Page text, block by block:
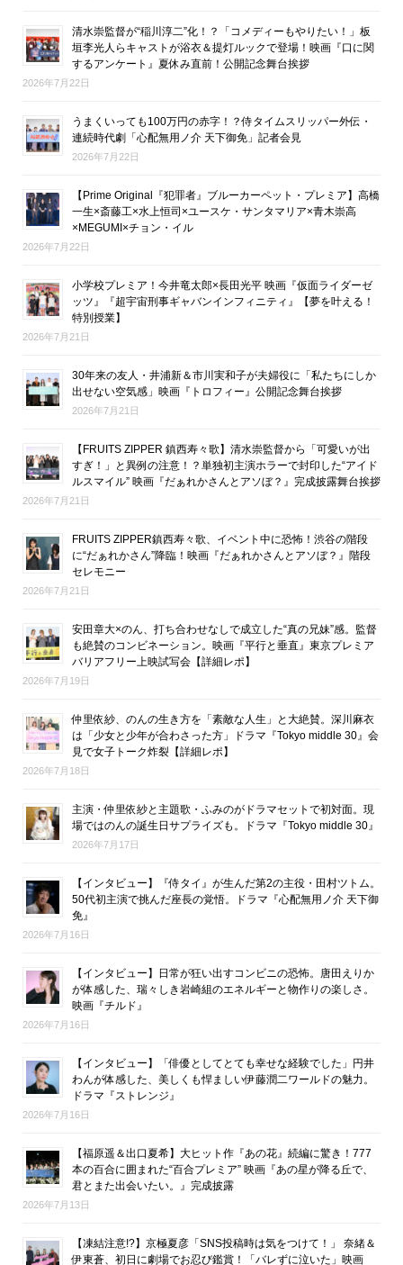
清水崇監督が“稲川淳二”化！？「コメディーもやりたい！」板
垣李光人らキャストが浴衣＆提灯ルックで登場！映画『口に関
するアンケート』夏休み直前！公開記念舞台挨拶
2026年7月22日
うまくいっても100万円の赤字！？侍タイムスリッパー外伝・
連続時代劇「心配無用ノ介 天下御免」記者会見
2026年7月22日
【Prime Original『犯罪者』ブルーカーペット・プレミア】高橋
一生×斎藤工×水上恒司×ユースケ・サンタマリア×青木崇高
×MEGUMI×チョン・イル
2026年7月22日
小学校プレミア！今井竜太郎×長田光平 映画『仮面ライダーゼ
ッツ』『超宇宙刑事ギャバンインフィニティ』【夢を叶える！
特別授業】
2026年7月21日
30年来の友人・井浦新＆市川実和子が夫婦役に「私たちにしか
出せない空気感」映画『トロフィー』公開記念舞台挨拶
2026年7月21日
【FRUITS ZIPPER 鎮西寿々歌】清水崇監督から「可愛いが出
すぎ！」と異例の注意！？単独初主演ホラーで封印した“アイド
ルスマイル” 映画『だぁれかさんとアソぼ？』完成披露舞台挨拶
2026年7月21日
FRUITS ZIPPER鎮西寿々歌、イベント中に恐怖！渋谷の階段
に“だぁれかさん”降臨！映画『だぁれかさんとアソぼ？』階段
セレモニー
2026年7月21日
安田章大×のん、打ち合わせなしで成立した“真の兄妹”感。監督
も絶賛のコンビネーション。映画『平行と垂直』東京プレミア
バリアフリー上映試写会【詳細レポ】
2026年7月19日
仲里依紗、のんの生き方を「素敵な人生」と大絶賛。深川麻衣
は「少女と少年が合わさった方」ドラマ『Tokyo middle 30』会
見で女子トーク炸裂【詳細レポ】
2026年7月18日
主演・仲里依紗と主題歌・ふみのがドラマセットで初対面。現
場ではのんの誕生日サプライズも。ドラマ『Tokyo middle 30』
2026年7月17日
【インタビュー】『侍タイ』が生んだ第2の主役・田村ツトム。
50代初主演で挑んだ座長の覚悟。ドラマ『心配無用ノ介 天下御
免』
2026年7月16日
【インタビュー】日常が狂い出すコンビニの恐怖。唐田えりか
が体感した、瑞々しき岩崎組のエネルギーと物作りの楽しさ。
映画『チルド』
2026年7月16日
【インタビュー】「俳優としてとても幸せな経験でした」円井
わんが体感した、美しくも悍ましい伊藤潤二ワールドの魅力。
ドラマ『ストレンジ』
2026年7月16日
【福原遥＆出口夏希】大ヒット作『あの花』続編に驚き！777
本の百合に囲まれた“百合プレミア” 映画『あの星が降る丘で、
君とまた出会いたい。』完成披露
2026年7月13日
【凍結注意!?】京極夏彦「SNS投稿時は気をつけて！」 奈緒＆
伊東蒼、初日に劇場でお忍び鑑賞！「バレずに泣いた」映画